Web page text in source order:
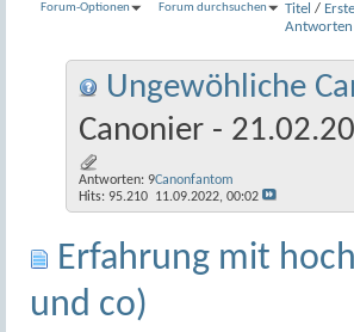
Forum-Optionen Forum durchsuchen Titel /
Antworten
Ungewöhliche
Canonier -
Antworten: 9
Hits: 95.210
Canonfantom
11.09.2022, 00:02
Erfahrung mit
und co)